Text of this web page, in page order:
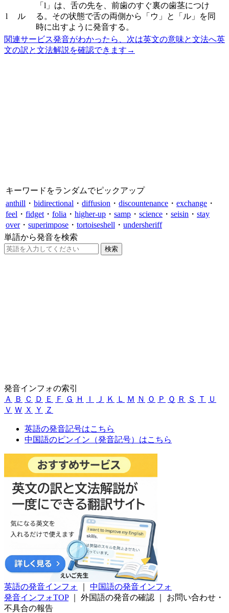
l ル
「l」は、舌の先を、前歯のすぐ裏の歯茎につけ
る。その状態で舌の両側から「ウ」と「ル」を同
時に出すように発音する。
関連サービス発音がわかったら、次は英文の意味と文法へ英
文の訳と文法解説を確認できます →
キーワードをランダムでピックアップ
anthill ・ bidirectional ・ diffusion ・ discountenance ・ exchange ・
feel ・ fidget ・ folia ・ higher-up ・ samp ・ science ・ seisin ・ stay
over・ superimpose ・ tortoiseshell ・ undersheriff
単語から発音を検索
発音インフォの索引
Ａ
Ｂ Ｃ Ｄ Ｅ Ｆ Ｇ Ｈ Ｉ Ｊ Ｋ Ｌ Ｍ Ｎ Ｏ Ｐ Ｑ Ｒ Ｓ Ｔ
Ｕ
Ｖ Ｗ Ｘ Ｙ Ｚ
英語の発音記号はこちら
中国語のピンイン（発音記号）はこちら
英語の発音インフォ
中国語の発音インフォ
発音インフォTOP
外国語の発音の確認
お問い合わせ・
不具合の報告